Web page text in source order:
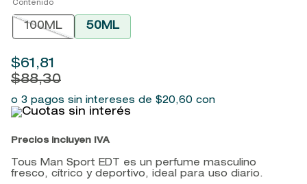
Contenido
100ML 50ML
$61 ,81
$88,30
o 3 pagos sin intereses de $20,60 con
Precios incluyen IVA
Tous Man Sport EDT es un perfume masculino
fresco, cítrico y deportivo, ideal para uso diario.
10. john frieda